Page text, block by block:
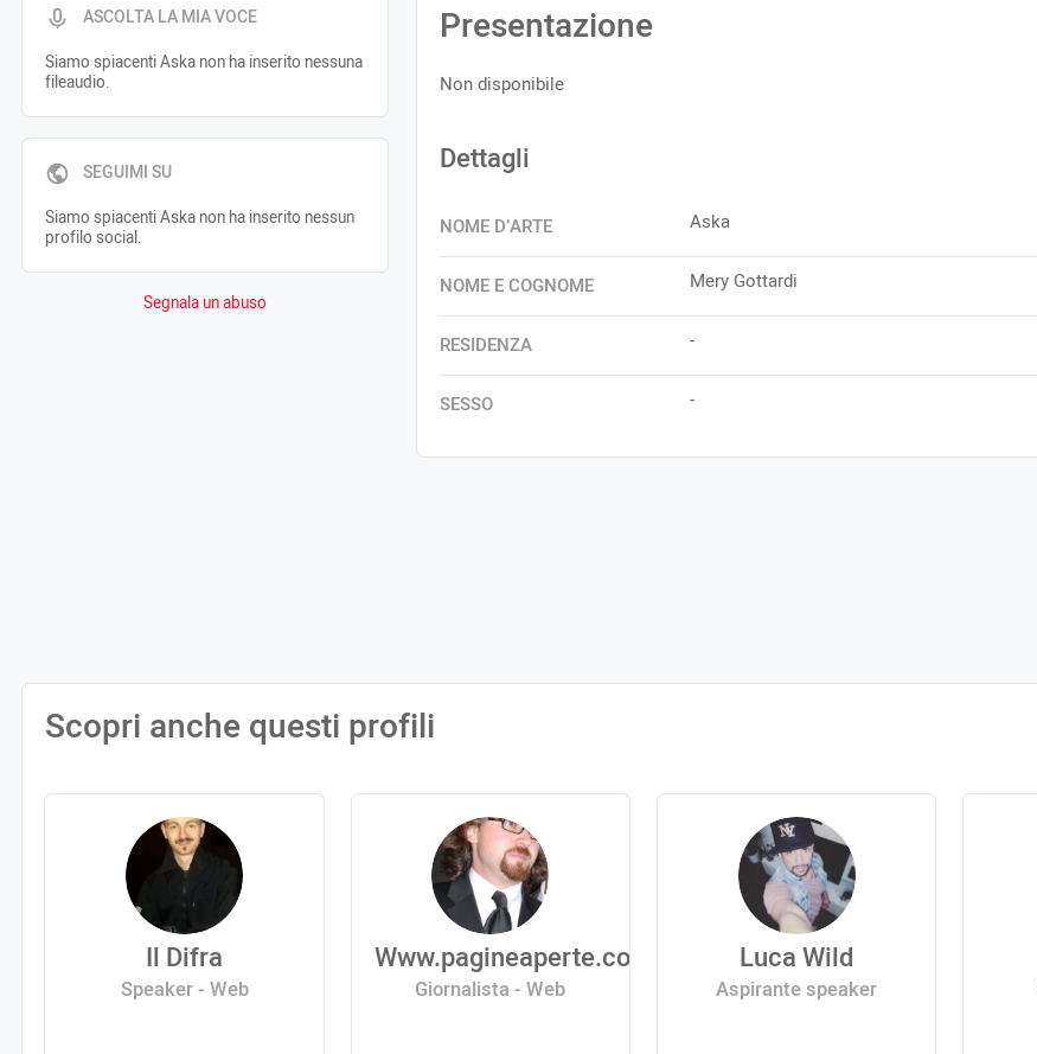
ASCOLTA LA MIA VOCE
Siamo spiacenti Aska non ha inserito nessuna
fileaudio.
SEGUIMI SU
Siamo spiacenti Aska non ha inserito nessun
profilo social.
Segnala un abuso
Presentazione
Non disponibile
Dettagli
NOME D’ARTE Aska
NOME E COGNOME Mery Gottardi
RESIDENZA -
SESSO -
Scopri anche questi profili
Il Difra
Speaker - Web
Www.pagineaperte.com
Giornalista - Web
Luca Wild
Aspirante speaker